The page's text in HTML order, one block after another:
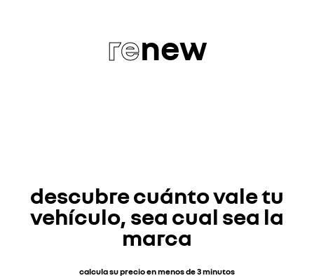
renew
descubre cuánto vale tu
vehículo, sea cual sea la
marca
calcula su precio en menos de 3 minutos